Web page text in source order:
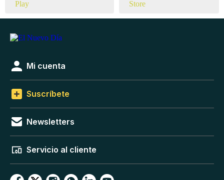
Mi cuenta
Suscríbete
Newsletters
Servicio al cliente